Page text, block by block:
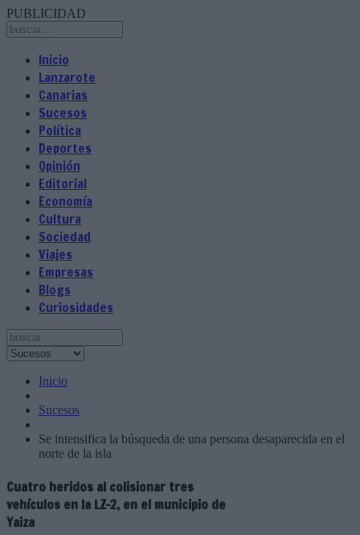
PUBLICIDAD
Inicio
Lanzarote
Canarias
Sucesos
Política
Deportes
Opinión
Editorial
Economía
Cultura
Sociedad
Viajes
Empresas
Blogs
Curiosidades
Inicio
Sucesos
Se intensifica la búsqueda de una persona desaparecida en el
norte de la isla
Cuatro heridos al colisionar tres
vehículos en la LZ-2, en el municipio de
Yaiza